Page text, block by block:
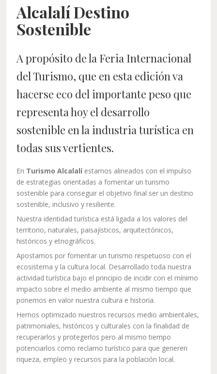
Alcalalí Destino
Sostenible
A propósito de la Feria Internacional
del Turismo, que en esta edición va
hacerse eco del importante peso que
representa hoy el desarrollo
sostenible en la industria turística en
todas sus vertientes.
En Turismo Alcalalíestamos alineados con el impulso
de estrategias orientadas a fomentar un turismo
sostenible para conseguir el objetivo final ser un destino
sostenible, inclusivo y resiliente.
Nuestra identidad turística está ligada a los valores del
territorio, naturales, paisajísticos, arquitectónicos,
históricos y etnográficos.
Apostamos por fomentar un turismo respetuoso con el
ecosistema y la cultura local. Desarrollado toda nuestra
actividad turística bajo el principio de incidir con el mínimo
impacto sobre el medio ambiente al mismo tiempo que
ponemos en valor nuestra cultura e historia.
Hemos optimizado nuestros recursos medio ambientales,
patrimoniales, históricos y culturales con la finalidad de
recuperarlos y protegerlos pero al mismo tiempo
potenciarlos como reclamo turístico para que generen
riqueza, empleo y recursos para la población local.